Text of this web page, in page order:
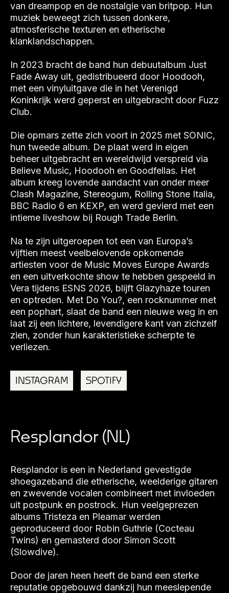
van dreampop en de nostalgie van britpop. Hun
muziek beweegt zich tussen donkere,
atmosferische texturen en etherische
klanklandschappen.
In 2023 bracht de band hun debuutalbum Just
Fade Away uit, gedistribueerd door Hoodooh,
met een vinyluitgave die in het Verenigd
Koninkrijk werd geperst en uitgebracht door Fuzz
Club.
Die opmars zette zich voort in 2025 met SONIC,
hun tweede album. De plaat werd in eigen
beheer uitgebracht en wereldwijd verspreid via
Believe Music, Hoodooh en Goodfellas. Het
album kreeg lovende aandacht van onder meer
Clash Magazine, Stereogum, Rolling Stone Italia,
BBC Radio 6 en KEXP, en werd gevierd met een
intieme liveshow bij Rough Trade Berlin.
Na te zijn uitgeroepen tot een van Europa’s
vijftien meest veelbelovende opkomende
artiesten voor de Music Moves Europe Awards
en een uitverkochte show te hebben gespeeld in
Vera tijdens ESNS 2026, blijft Glazyhaze touren
en optreden. Met Do You?, een rocknummer met
een pophart, slaat de band een nieuwe weg in en
laat zij een lichtere, levendigere kant van zichzelf
zien, zonder hun karakteristieke scherpte te
verliezen.
INSTAGRAM SPOTIFY
Resplandor (NL)
Resplandor is een in Nederland gevestigde
shoegazeband die etherische, weelderige gitaren
en zwevende vocalen combineert met invloeden
uit postpunk en postrock. Hun veelgeprezen
albums Tristeza en Pleamar werden
geproduceerd door Robin Guthrie (Cocteau
Twins) en gemasterd door Simon Scott
(Slowdive).
Door de jaren heen heeft de band een sterke
reputatie opgebouwd dankzij hun meeslepende